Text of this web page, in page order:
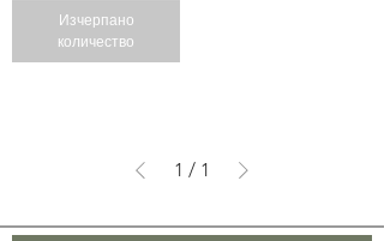
Изчерпано
количество
1 / 1